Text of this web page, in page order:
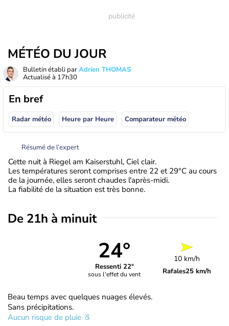
MÉTÉO DU JOUR
Bulletin établi parAdrien THOMAS
Actualisé à 17h30
En bref
Radar météo Heure par Heure Comparateur météo
Résumé de l’expert
Cette nuit à Riegel am Kaiserstuhl, Ciel clair.
Les températures seront comprises entre 22 et 29°C au cours
de la journée, elles seront chaudes l'après-midi.
La fiabilité de la situation est très bonne.
De 21h à minuit
24°
Ressenti 22°
sous l'effet du vent
10 km/h
Rafales25 km/h
Beau temps avec quelques nuages élevés.
Sans précipitations.
Aucun risque de pluie